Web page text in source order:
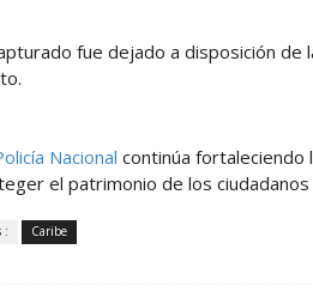
fue dejado a disposición de
Nacional continúa fortaleciendo
el patrimonio de los
: Caribe